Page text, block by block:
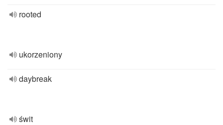
rooted
ukorzeniony
daybreak
świt